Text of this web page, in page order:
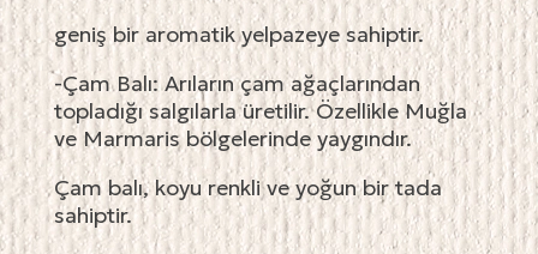
geniş bir aromatik yelpazeye sahiptir.
-Çam Balı: Arıların çam ağaçlarından
topladığı salgılarla üretilir. Özellikle Muğla
ve Marmaris bölgelerinde yaygındır.
Çam balı, koyu renkli ve yoğun bir tada
sahiptir.